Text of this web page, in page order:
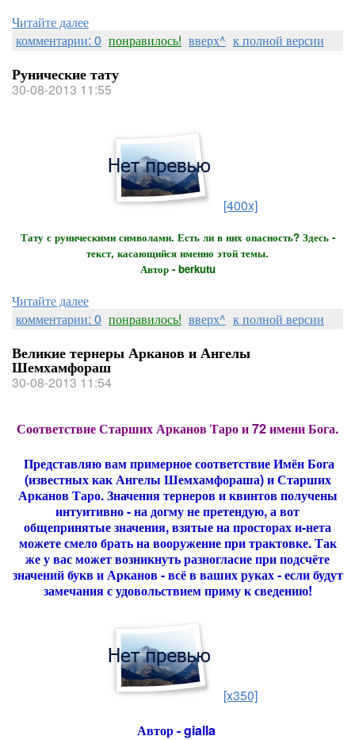
Читайте далее
комментарии: 0 понравилось! вверх^ к полной версии
Рунические тату
30-08-2013 11:55
[400x]
Тату с руническими символами. Есть ли в них опасность? Здесь -
текст, касающийся именно этой темы.
Автор - berkutu
Читайте далее
комментарии: 0 понравилось! вверх^ к полной версии
Великие тернеры Арканов и Ангелы
Шемхамфораш
30-08-2013 11:54
Соответствие Старших Арканов Таро и 72 имени Бога.
Представляю вам примерное соответствие Имён Бога
(известных как Ангелы Шемхамфораша) и Старших
Арканов Таро. Значения тернеров и квинтов получены
интуитивно - на догму не претендую, а вот
общепринятые значения, взятые на просторах и-нета
можете смело брать на вооружение при трактовке. Так
же у вас может возникнуть разногласие при подсчёте
значений букв и Арканов - всё в ваших руках - если будут
замечания с удовольствием приму к сведению!
[x350]
Автор - gialla